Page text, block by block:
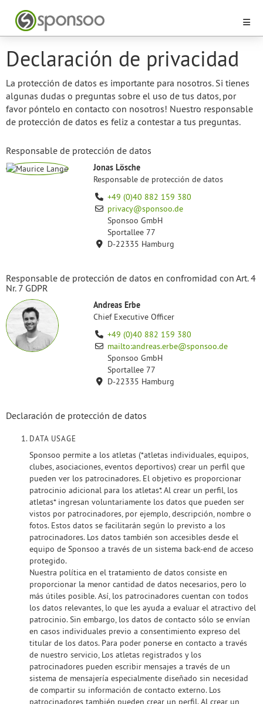
Declaración de privacidad
La protección de datos es importante para nosotros. Si tienes
algunas dudas o preguntas sobre el uso de tus datos, por
favor póntelo en contacto con nosotros! Nuestro responsable
de protección de datos es feliz a contestar a tus preguntas.
Responsable de protección de datos
Jonas Lösche
Responsable de protección de datos
+49 (0)40 882 159 380
privacy@sponsoo.de
Sponsoo GmbH
Sportallee 77
D-22335 Hamburg
Responsable de protección de datos en confromidad con Art. 4
Nr. 7 GDPR
Andreas Erbe
Chief Executive Officer
+49 (0)40 882 159 380
mailto:andreas.erbe@sponsoo.de
Sponsoo GmbH
Sportallee 77
D-22335 Hamburg
Declaración de protección de datos
DATA USAGE
Sponsoo permite a los atletas (*atletas individuales, equipos,
clubes, asociaciones, eventos deportivos) crear un perfil que
pueden ver los patrocinadores. El objetivo es proporcionar
patrocinio adicional para los atletas*. Al crear un perfil, los
atletas* ingresan voluntariamente los datos que pueden ser
vistos por patrocinadores, por ejemplo, descripción, nombre o
fotos. Estos datos se facilitarán según lo previsto a los
patrocinadores. Los datos también son accesibles desde el
equipo de Sponsoo a través de un sistema back-end de acceso
protegido.
Nuestra política en el tratamiento de datos consiste en
proporcionar la menor cantidad de datos necesarios, pero lo
más útiles posible. Así, los patrocinadores cuentan con todos
los datos relevantes, lo que les ayuda a evaluar el atractivo del
patrocinio. Sin embargo, los datos de contacto sólo se envían
en casos individuales previo a consentimiento expreso del
titular de los datos. Para poder ponerse en contacto a través
de nuestro servicio, Los atletas registrados y los
patrocinadores pueden escribir mensajes a través de un
sistema de mensajería especialmente diseñado sin necesidad
de compartir su información de contacto externo. Los
patrocinadores también pueden crear un perfil. Al crear un